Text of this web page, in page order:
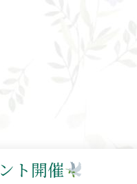
ト開催